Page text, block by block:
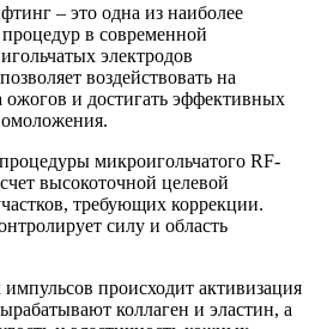
– это одна из наиболее
в современной
электродов
воздействовать на
ожогов и достигать эффективных
омоложения.
микроигольчатого RF-
высокоточной целевой
требующих коррекции.
силу и область
происходит активизация
коллаген и эластин, а